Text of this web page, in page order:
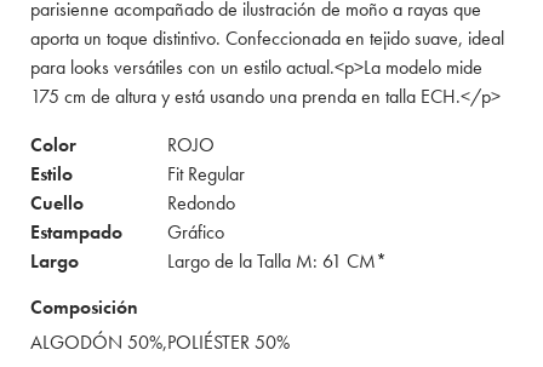
parisienne acompañado de ilustración de moño a rayas que
aporta un toque distintivo. Confeccionada en tejido suave, ideal
para looks versátiles con un estilo actual.<p>La modelo mide
175 cm de altura y está usando una prenda en talla ECH.</p>
Color
ROJO
Estilo
Fit Regular
Cuello
Redondo
Estampado
Gráfico
Largo
Largo de la Talla M: 61 CM*
Composición
ALGODÓN 50%,POLIÉSTER 50%